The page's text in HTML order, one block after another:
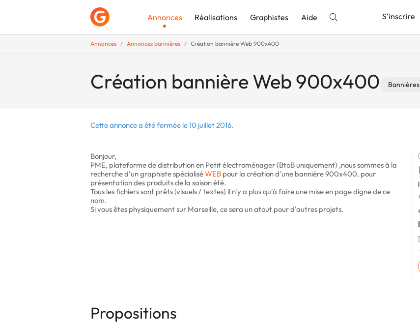
Annonces Réalisations Graphistes Aide S'inscrire
Annonces Annonces bannières Création bannière Web 900x400
Création bannière Web 900x400 Bannières
Cette annonce a été fermée le 10 juillet 2016.
Bonjour,
PME, plateforme de distribution en Petit électroménager (BtoB uniquement) ,nous sommes à la
recherche d'un graphiste spécialiséWEB pour la création d'une bannière 900x400. pour
présentation des produits de la saison été.
Tous les fichiers sont prêts (visuels / textes) il n'y a plus qu'à faire une mise en page digne de ce
nom.
Si vous êtes physiquement sur Marseille, ce sera un atout pour d'autres projets.
Propositions